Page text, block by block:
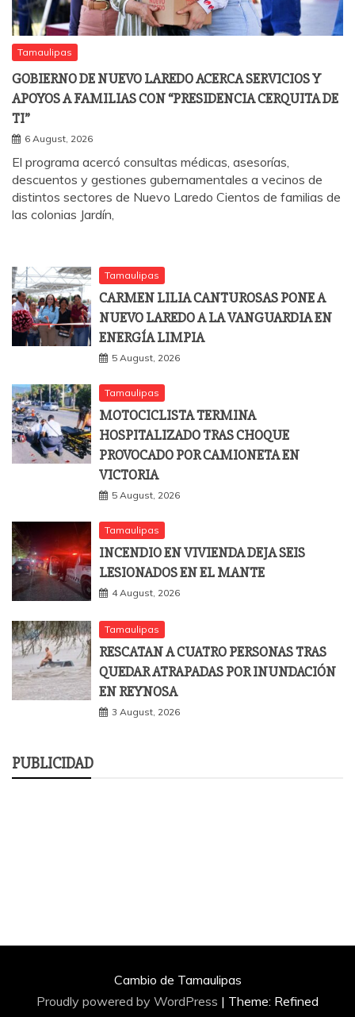
Tamaulipas
GOBIERNO DE NUEVO LAREDO ACERCA SERVICIOS Y
APOYOS A FAMILIAS CON “PRESIDENCIA CERQUITA DE
TI”
6 August, 2026
El programa acercó consultas médicas, asesorías,
descuentos y gestiones gubernamentales a vecinos de
distintos sectores de Nuevo Laredo Cientos de familias de
las colonias Jardín,
Tamaulipas
CARMEN LILIA CANTUROSAS PONE A
NUEVO LAREDO A LA VANGUARDIA EN
ENERGÍA LIMPIA
5 August, 2026
Tamaulipas
MOTOCICLISTA TERMINA
HOSPITALIZADO TRAS CHOQUE
PROVOCADO POR CAMIONETA EN
VICTORIA
5 August, 2026
Tamaulipas
INCENDIO EN VIVIENDA DEJA SEIS
LESIONADOS EN EL MANTE
4 August, 2026
Tamaulipas
RESCATAN A CUATRO PERSONAS TRAS
QUEDAR ATRAPADAS POR INUNDACIÓN
EN REYNOSA
3 August, 2026
PUBLICIDAD
Cambio de Tamaulipas
Proudly powered by WordPress | Theme: Refined